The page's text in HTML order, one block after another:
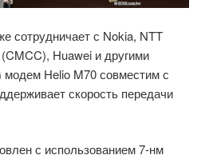
сотрудничает с Nokia, NTT
Huawei и другими
Helio M70 совместим с
скорость передачи
с использованием 7-нм